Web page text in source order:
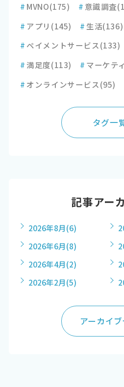
# MVNO(175) # 意識調査
# アプリ (145) # 生活(136)
# ペイメントサービス(133)
#満足度(113) # マーケテ
# オンラインサービス(95)
タグ一
記事アー
2026年8月(6)
2026年6月(8)
2026年4月(2)
2026年2月(5)
アーカイ